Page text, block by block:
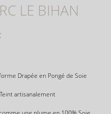
LE BIHAN
Drapée en Pongé de Soie
artisanalement